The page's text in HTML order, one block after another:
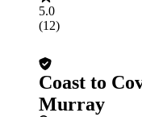
5.0
(12)
Coast to
Murray